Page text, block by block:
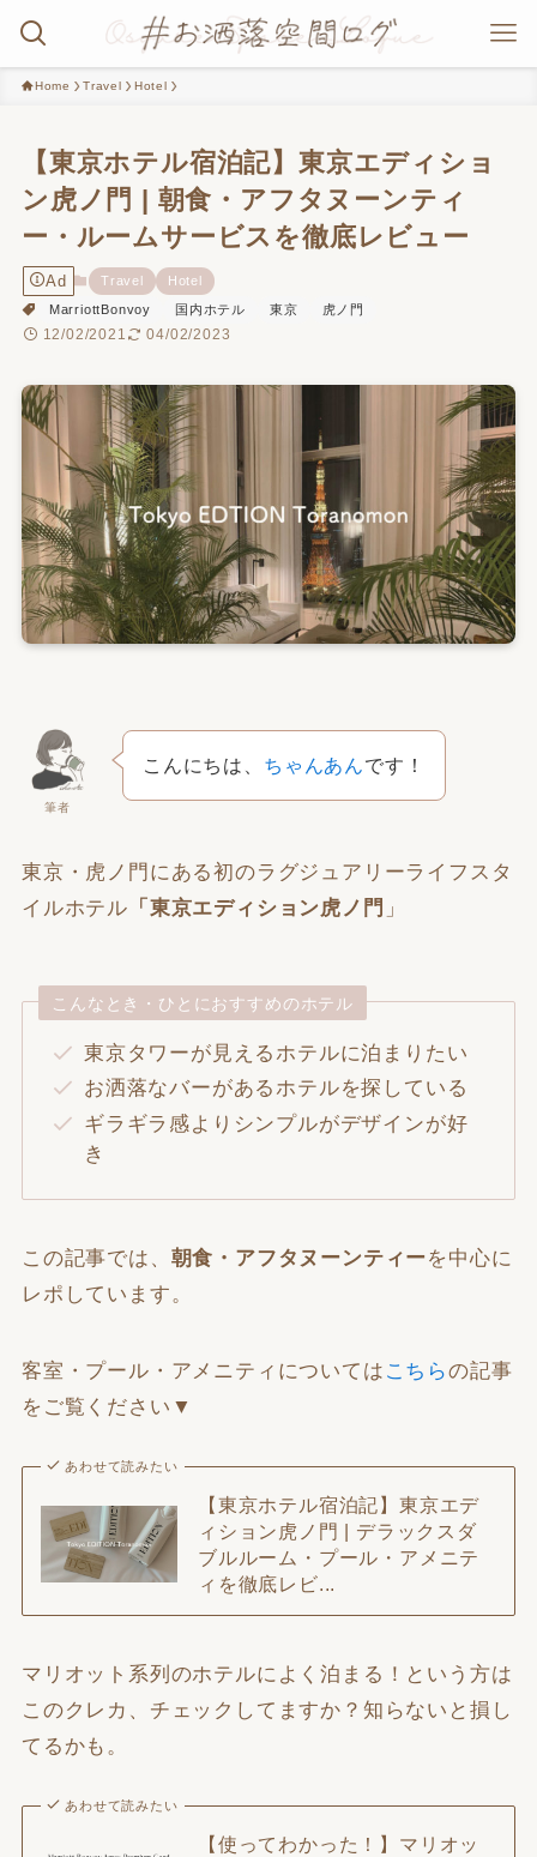
Home Travel Hotel
【東京ホテル宿泊記】東京エディショ
ン虎ノ門 | 朝食・アフタヌーンティ
ー・ルームサービスを徹底レビュー
Ad Travel
Hotel
MarriottBonvoy
国内ホテル 東京 虎ノ門
12/02/2021 04/02/2023
筆者
こんにちは、 ちゃんあんです！
東京・虎ノ門にある初のラグジュアリーライフスタ
イルホテル 「東京エディション虎ノ門 」
こんなとき・ひとにおすすめのホテル
東京タワーが見えるホテルに泊まりたい
お洒落なバーがあるホテルを探している
ギラギラ感よりシンプルがデザインが好
き
この記事では、 朝食・アフタヌーンティーを中心に
レポしています。
客室・プール・アメニティについては こちらの記事
をご覧ください▼
あわせて読みたい
【東京ホテル宿泊記】東京エデ
ィション虎ノ門 | デラックスダ
ブルルーム・プール・アメニテ
ィを徹底レビ...
マリオット系列のホテルによく泊まる！という方は
このクレカ、チェックしてますか？知らないと損し
てるかも。
あわせて読みたい
【使ってわかった！】マリオッ